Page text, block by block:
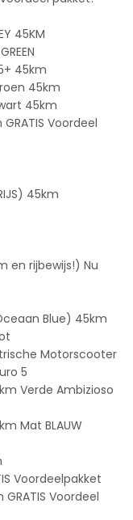
45KM
45km
45km
45km
GRATIS Voordeel
45km
en rijbewijs!) Nu
Blue) 45km
Motorscooter
5
Verde Ambizioso
Mat BLAUW
Voordeelpakket
GRATIS Voordeel